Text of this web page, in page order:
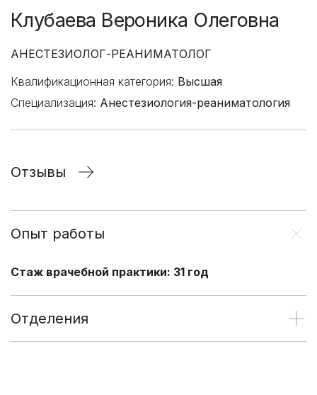
Клубаева Вероника Олеговна
АНЕСТЕЗИОЛОГ-РЕАНИМАТОЛОГ
Квалификационная категория: Высшая
Специализация: Анестезиология-реаниматология
Отзывы
Опыт работы
Стаж врачебной практики: 31 год
Отделения